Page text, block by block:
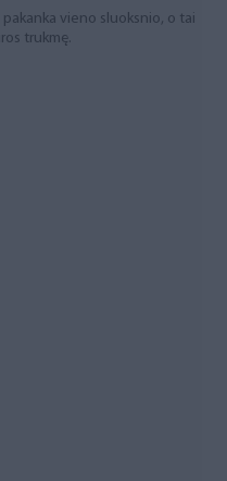
vieno sluoksnio, o tai
trukmę.